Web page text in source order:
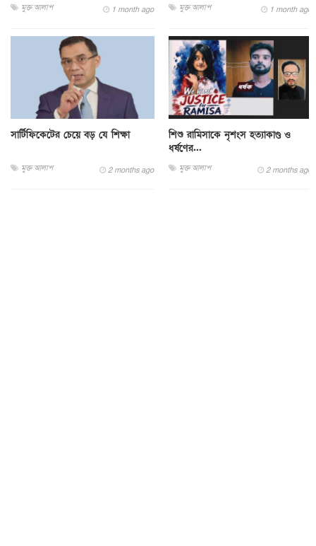
মুক্ত আলাপ 1 month ago মুক্ত আলাপ 1 month ago
সার্টিফিকেটের চেয়ে বড় যে শিক্ষা
মুক্ত আলাপ 2 months ago
শিশু রামিসাকে নৃশংস হত্যাকাণ্ড ও
ধর্ষণের...
মুক্ত আলাপ 2 months ago